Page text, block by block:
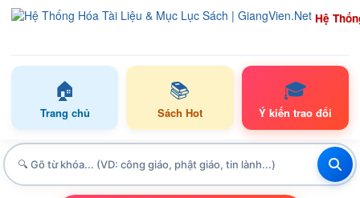
Hệ
🏠
Trang chủ
📚
Sách Hot
🎓
Ý kiến trao đổi